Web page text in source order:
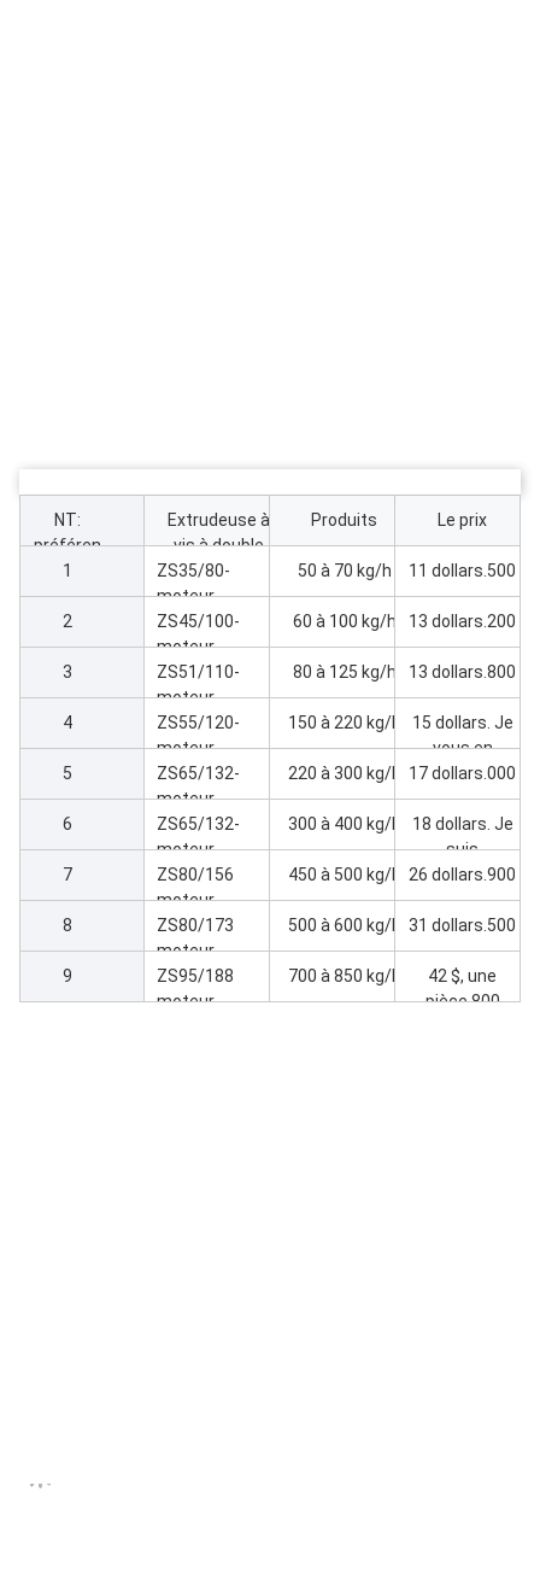
NT:
préféren
ce
Extrudeuse à
vis à double
cône en PVC
Produits Le prix
1
ZS35/80-
moteur
principal 7kw
Extrudeuse
50 à 70 kg/h 11 dollars.500
2
ZS45/100-
moteur
principal18kw
Extrudeuse
60 à 100 kg/h 13 dollars.200
3
ZS51/110-
moteur
principal22kw
Extrudeuse
80 à 125 kg/h 13 dollars.800
4
ZS55/120-
moteur
principal30kw
Extrudeuse
150 à 220 kg/h
15 dollars. Je
vous en
prie.200
5
ZS65/132-
moteur
principal 37kw
Extrudeuse
220 à 300 kg/h 17 dollars.000
6
ZS65/132-
moteur
principal45kw
Extrudeuse
300 à 400 kg/h
18 dollars. Je
suis
désolé.500
7
ZS80/156
moteur
principal 55 kW
machine à
extruder
450 à 500 kg/h 26 dollars.900
8
ZS80/173
moteur
principal75kw
Extrudeuse
500 à 600 kg/h 31 dollars.500
9
ZS95/188
moteur
700 à 850 kg/h
42 $, une
pièce.800